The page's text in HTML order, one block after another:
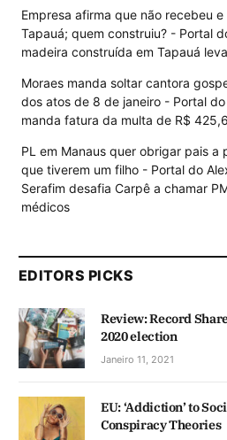
Empresa afirma que não recebeu
Tapauá; quem construiu? - Portal
madeira construída em Tapauá
Moraes manda soltar cantora
dos atos de 8 de janeiro - Portal
manda fatura da multa de R$
PL em Manaus quer obrigar pais a
que tiverem um filho - Portal do
Serafim desafia Carpê a chamar
médicos
EDITORS PICKS
Review: Record
2020 election
Janeiro 11, 2021
EU: ‘Addiction’ to
Conspiracy Theories